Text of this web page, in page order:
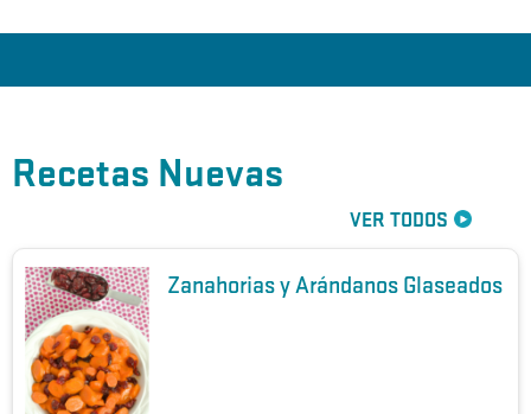
Recetas Nuevas
VER TODOS
Zanahorias y Arándanos Glaseados